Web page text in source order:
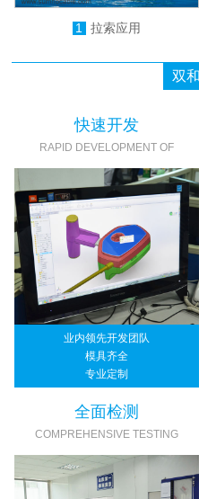
1 拉索应用
双
快速开发
RAPID DEVELOPMENT OF
业内领先开发团队
模具齐全
专业定制
全面检测
COMPREHENSIVE TESTING